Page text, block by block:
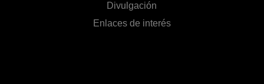
Divulgación
Enlaces de interés